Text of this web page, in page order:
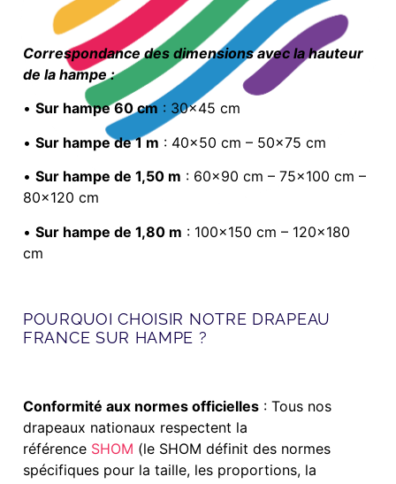
Correspondance des dimensions avec la hauteur
de la hampe :
• Sur hampe 60 cm : 30×45 cm
• Sur hampe de 1 m : 40×50 cm – 50×75 cm
• Sur hampe de 1,50 m : 60×90 cm – 75×100 cm –
80×120 cm
• Sur hampe de 1,80 m : 100×150 cm – 120×180
cm
POURQUOI CHOISIR NOTRE DRAPEAU
FRANCE SUR HAMPE ?
Conformité aux normes officielles : Tous nos
drapeaux nationaux respectent la
référence SHOM (le SHOM définit des normes
spécifiques pour la taille, les proportions, la